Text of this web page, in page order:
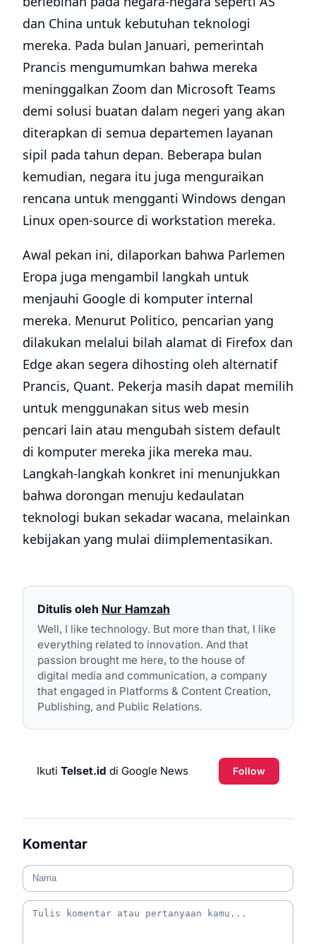
dan China untuk kebutuhan teknologi
mereka. Pada bulan Januari, pemerintah
Prancis mengumumkan bahwa mereka
meninggalkan Zoom dan Microsoft Teams
demi solusi buatan dalam negeri yang akan
diterapkan di semua departemen layanan
sipil pada tahun depan. Beberapa bulan
kemudian, negara itu juga menguraikan
rencana untuk mengganti Windows dengan
Linux open-source di workstation mereka.
Awal pekan ini, dilaporkan bahwa Parlemen
Eropa juga mengambil langkah untuk
menjauhi Google di komputer internal
mereka. Menurut Politico, pencarian yang
dilakukan melalui bilah alamat di Firefox dan
Edge akan segera dihosting oleh alternatif
Prancis, Quant. Pekerja masih dapat memilih
untuk menggunakan situs web mesin
pencari lain atau mengubah sistem default
di komputer mereka jika mereka mau.
Langkah-langkah konkret ini menunjukkan
bahwa dorongan menuju kedaulatan
teknologi bukan sekadar wacana, melainkan
kebijakan yang mulai diimplementasikan.
Ditulis oleh Nur Hamzah
Well, I like technology. But more than that, I like
everything related to innovation. And that
passion brought me here, to the house of
digital media and communication, a company
that engaged in Platforms & Content Creation,
Publishing, and Public Relations.
Ikuti Telset.id di Google News Follow
Komentar